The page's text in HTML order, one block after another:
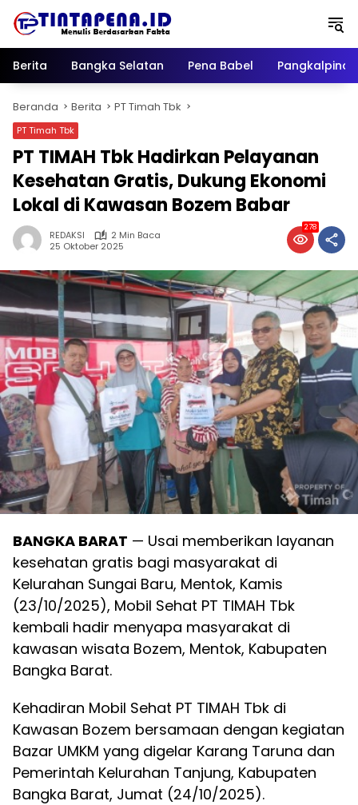
Berita
Bangka Selatan Pena Babel
Beranda Berita PT Timah Tbk
PT Timah Tbk
PT TIMAH Tbk Hadirkan Pelayanan
Kesehatan Gratis, Dukung Ekonomi
Lokal di Kawasan Bozem Babar
REDAKSI
2 Min Baca
25 Oktober 2025
278
BANGKA BARAT — Usai memberikan layanan
kesehatan gratis bagi masyarakat di
Kelurahan Sungai Baru, Mentok, Kamis
(23/10/2025), Mobil Sehat PT TIMAH Tbk
kembali hadir menyapa masyarakat di
kawasan wisata Bozem, Mentok, Kabupaten
Bangka Barat.
Kehadiran Mobil Sehat PT TIMAH Tbk di
Kawasan Bozem bersamaan dengan kegiatan
Bazar UMKM yang digelar Karang Taruna dan
Pemerintah Kelurahan Tanjung, Kabupaten
Bangka Barat, Jumat (24/10/2025).